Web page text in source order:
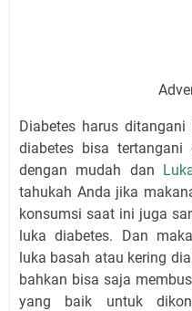
Diabetes harus
diabetes bisa
dengan mudah dan
tahukah Anda jika
konsumsi saat ini juga
luka diabetes. Dan
luka basah atau kering
bahkan bisa saja
yang baik untuk